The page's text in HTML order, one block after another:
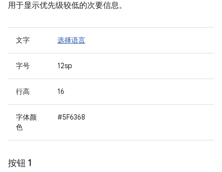
用于显示优先级较低的次要信息。
文字 选择语言
字号 12sp
行高 16
字体颜
色
#5F6368
按钮 1